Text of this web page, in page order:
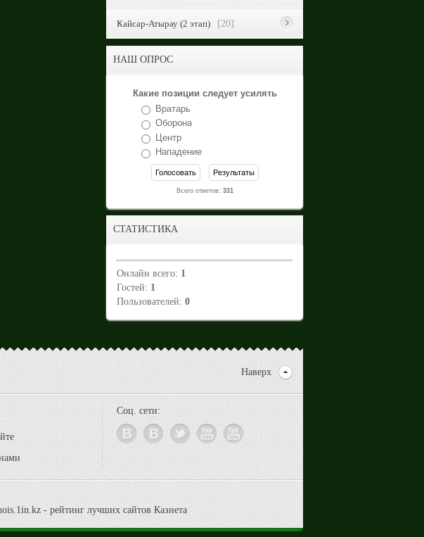
Кайсар-Атырау (2 этап) [20]
НАШ ОПРОС
Какие позиции следует усилять
Вратарь
Оборона
Центр
Нападение
Всего ответов: 331
СТАТИСТИКА
Онлайн всего: 1
Гостей: 1
Пользователей: 0
Наверх
Соц. сети: